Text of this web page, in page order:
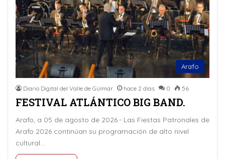
Arafo
Diario Digital del Valle de Güímar hace 2 días 0 56
FESTIVAL ATLÁNTICO BIG BAND.
Arafo, a 05 de agosto de 2026.- Las Fiestas Patronales de
Arafo 2026 continúan su programación de alto nivel
cultural…